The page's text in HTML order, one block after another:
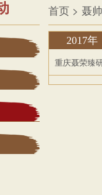
首页 > 聂
2017年
重庆聂荣臻